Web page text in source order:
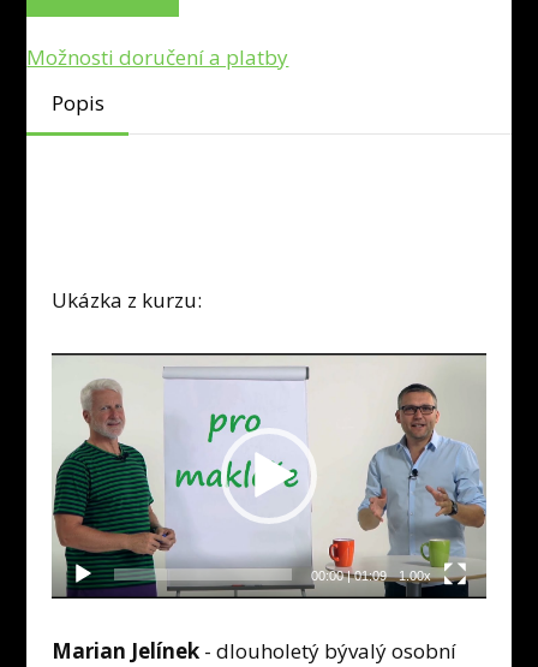
Možnosti doručení a platby
Popis
Ukázka z kurzu:
přehrávač
00:00|01:09 1.00x
Marian Jelínek- dlouholetý bývalý osobní